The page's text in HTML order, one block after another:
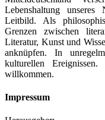
Lebenshaltung
Leitbild. Als
Grenzen zwischen
Literatur, Kunst und
anknüpfen. In
kulturellen
willkommen.
Impressum